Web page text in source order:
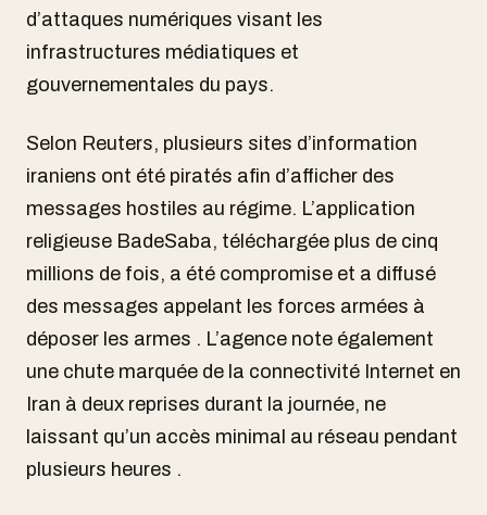
d’attaques numériques visant les
infrastructures médiatiques et
gouvernementales du pays.
Selon Reuters, plusieurs sites d’information
iraniens ont été piratés afin d’afficher des
messages hostiles au régime. L’application
religieuse BadeSaba, téléchargée plus de cinq
millions de fois, a été compromise et a diffusé
des messages appelant les forces armées à
déposer les armes . L’agence note également
une chute marquée de la connectivité Internet en
Iran à deux reprises durant la journée, ne
laissant qu’un accès minimal au réseau pendant
plusieurs heures .